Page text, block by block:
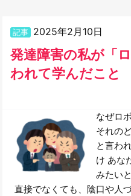
記事 2025年2月10日
発達障害の私が「
われて学んだこと
なぜロ
それの
と言わ
け あな
みたい
直接でなくても、陰口や人